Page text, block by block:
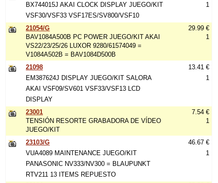
BX744015J AKAI CLOCK DISPLAY JUEGO/KIT
VSF30/VSF33 VSF17ES/SV800/VSF10
1
21054/G
BAV1084A500B PC POWER JUEGO/KIT AKAI
VS22/23/25/26 LUXOR 9280/61574049 =
V1084A502B = BAV1084D500B
29.99 €
1
21098
EM387624J DISPLAY JUEGO/KIT SALORA
AKAI VSF09/SV601 VSF33/VSF13 LCD
DISPLAY
13.41 €
1
23001
TENSIÓN RESORTE GRABADORA DE VÍDEO
JUEGO/KIT
7.54 €
1
23103/G
VUA4089 MAINTENANCE JUEGO/KIT
PANASONIC NV333/NV300 = BLAUPUNKT
RTV211 13 ITEMS REPUESTO
46.67 €
1